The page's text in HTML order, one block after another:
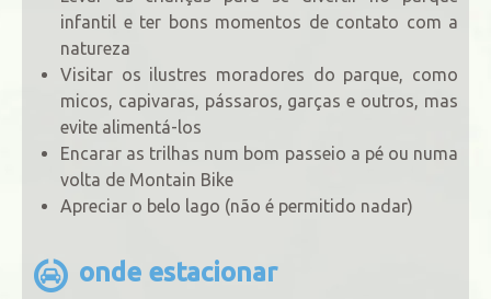
infantil e ter bons momentos de contato com a
natureza
Visitar os ilustres moradores do parque, como
micos, capivaras, pássaros, garças e outros, mas
evite alimentá-los
Encarar as trilhas num bom passeio a pé ou numa
volta de Montain Bike
Apreciar o belo lago (não é permitido nadar)
onde estacionar